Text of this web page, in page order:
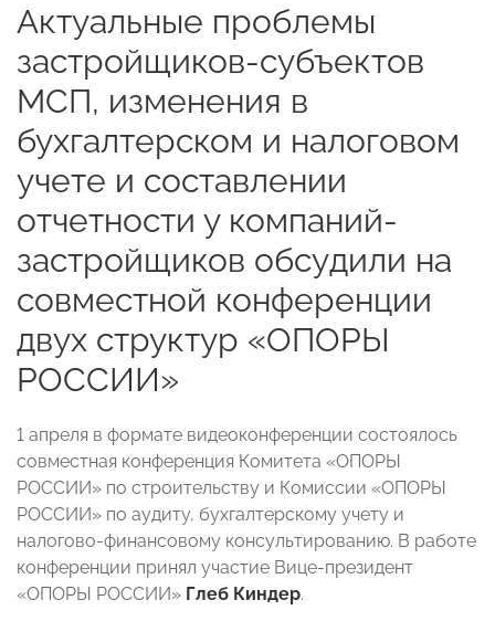
Актуальные проблемы
застройщиков-субъектов
МСП, изменения в
бухгалтерском и налоговом
учете и составлении
отчетности у компаний-
застройщиков обсудили на
совместной конференции
двух структур «ОПОРЫ
РОССИИ»
1 апреля в формате видеоконференции состоялось
совместная конференция Комитета «ОПОРЫ
РОССИИ» по строительству и Комиссии «ОПОРЫ
РОССИИ» по аудиту, бухгалтерскому учету и
налогово-финансовому консультированию. В работе
конференции принял участие Вице-президент
«ОПОРЫ РОССИИ» Глеб Киндер.